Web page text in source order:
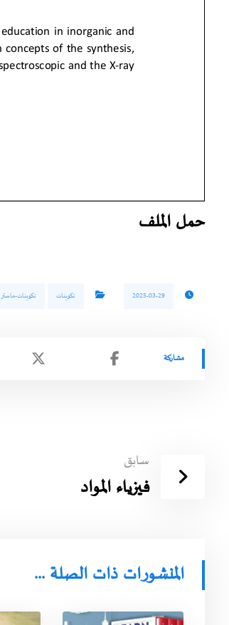
حمل الملف
2025-03-29 تكوينات تكوينات-ماستر
سابق
فيزياء المواد
المنشورات ذات الصلة ...